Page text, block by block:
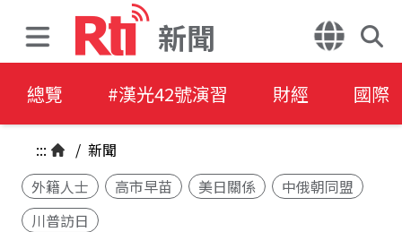
新聞
總覽 #漢光42號演習 財經 國際
::: / 新聞
外籍人士
高市早苗 美日關係
中俄朝同盟
川普訪日